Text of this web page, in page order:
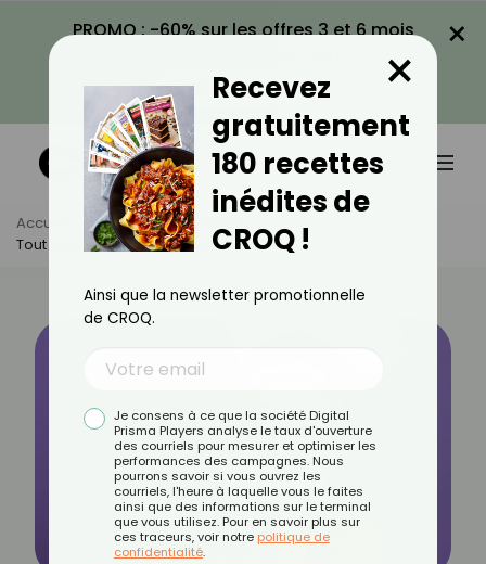
PROMO : -60% sur les offres 3 et 6 mois
VOIR LA PROMO
×
Accueil Actus
Psychologie
Tout Savoir Sur Le Syndrome De La Fée Clochette
Recevez
gratuitement
180 recettes
inédites de
CROQ !
×
Ainsi que la newsletter promotionnelle
de CROQ.
Je consens à ce que la société Digital
Prisma Players analyse le taux d'ouverture
des courriels pour mesurer et optimiser les
performances des campagnes. Nous
pourrons savoir si vous ouvrez les
courriels, l'heure à laquelle vous le faites
ainsi que des informations sur le terminal
que vous utilisez. Pour en savoir plus sur
ces traceurs, voir notre politique de
confidentialité.